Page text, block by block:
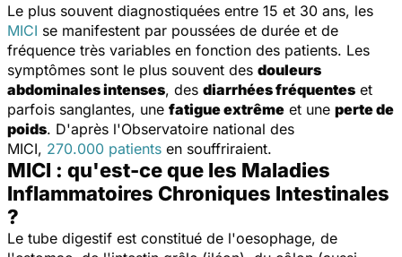
Le plus souvent diagnostiquées entre 15 et 30 ans, les
MICI se manifestent par poussées de durée et de
fréquence très variables en fonction des patients. Les
symptômes sont le plus souvent des douleurs
abdominales intenses, des diarrhées fréquentes et
parfois sanglantes, une fatigue extrême et une perte de
poids. D'après l'Observatoire national des
MICI, 270.000 patients en souffriraient.
MICI : qu'est-ce que les Maladies
Inflammatoires Chroniques Intestinales
?
Le tube digestif est constitué de l'oesophage, de